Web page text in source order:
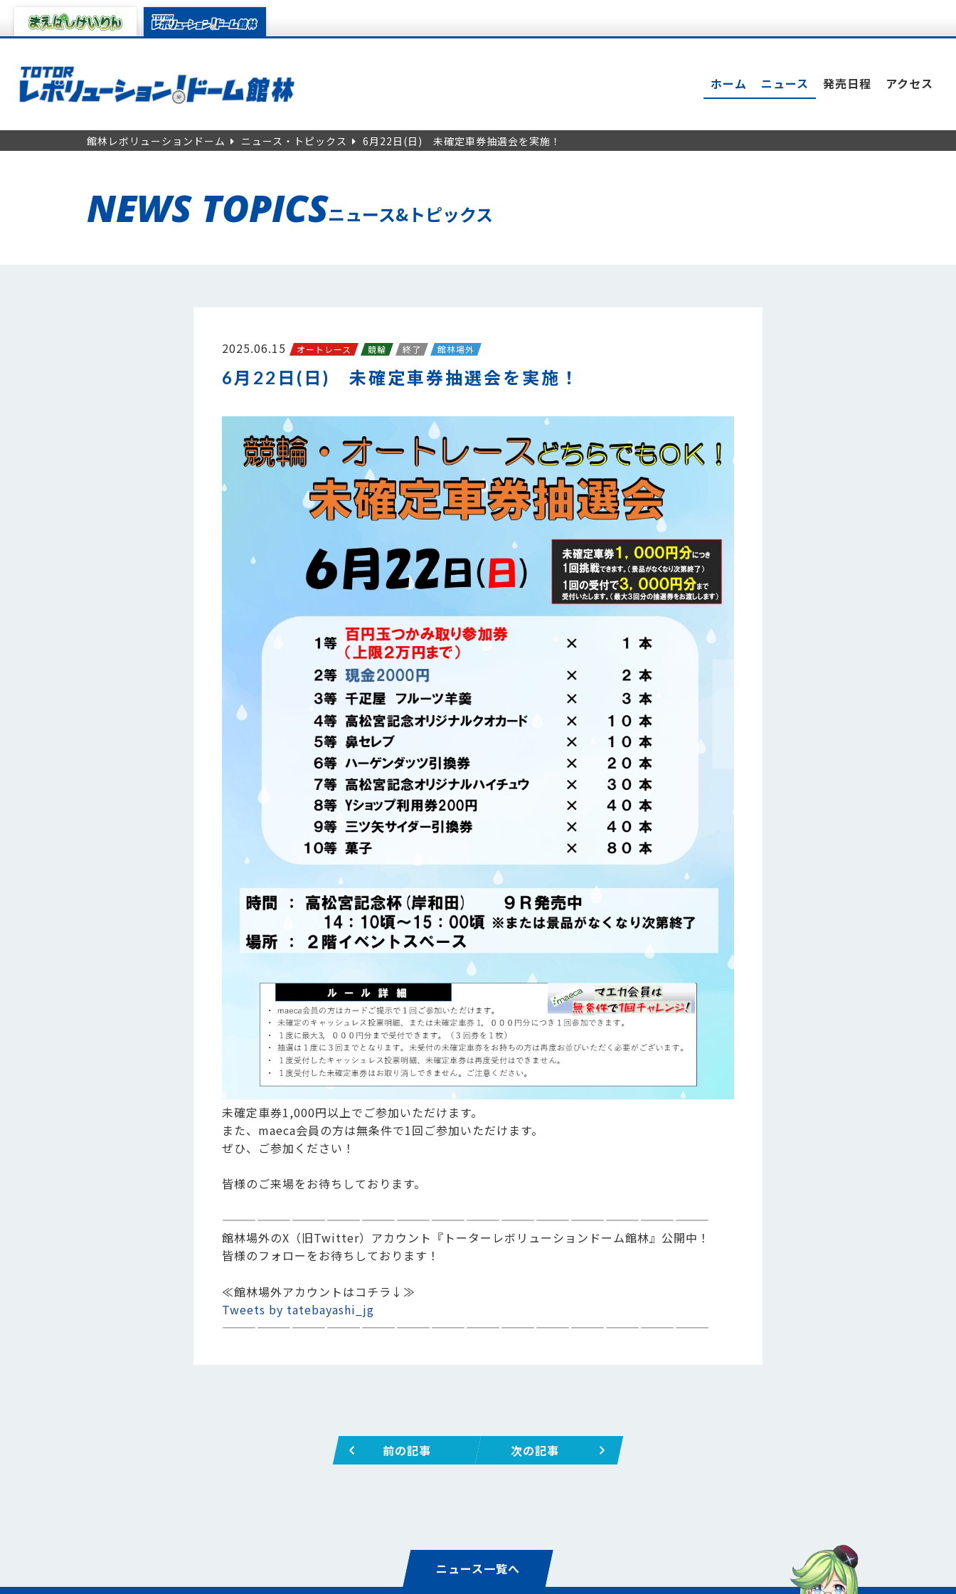
ホーム ニュース 発売日程 アクセス
館林レボリューションドーム ニュース・トピックス 6月22日(日) 未確定車券抽選会を実施！
NEWS TOPICSニュース&トピックス
2025.06.15 オートレース 競輪 終了 館林場外
6月22日(日) 未確定車券抽選会を実施！
未確定車券1,000円以上でご参加いただけます。
また、maeca会員の方は無条件で1回ご参加いただけます。
ぜひ、ご参加ください！
皆様のご来場をお待ちしております。
——————————————————————————————————————————
館林場外のX（旧Twitter）アカウント『トーターレボリューションドーム館林』公開中！
皆様のフォローをお待ちしております！
≪館林場外アカウントはコチラ↓≫
Tweets by tatebayashi_jg
——————————————————————————————————————————
前の記事 次の記事
ニュース一覧へ